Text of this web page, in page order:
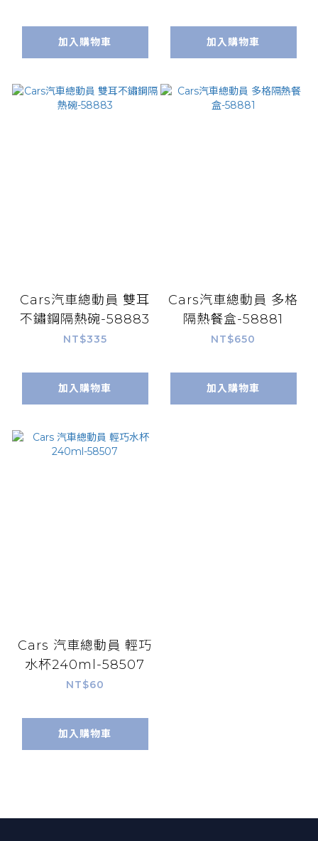
加入購物車 加入購物車
Cars汽車總動員 雙耳
不鏽鋼隔熱碗-58883
NT$335
加入購物車
Cars汽車總動員 多格
隔熱餐盒-58881
NT$650
加入購物車
Cars 汽車總動員 輕巧
水杯240ml-58507
NT$60
加入購物車